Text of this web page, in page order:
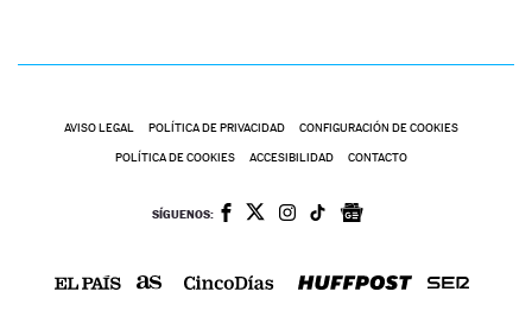
AVISO LEGAL POLÍTICA DE PRIVACIDAD CONFIGURACIÓN DE COOKIES
POLÍTICA DE COOKIES ACCESIBILIDAD CONTACTO
SÍGUENOS: